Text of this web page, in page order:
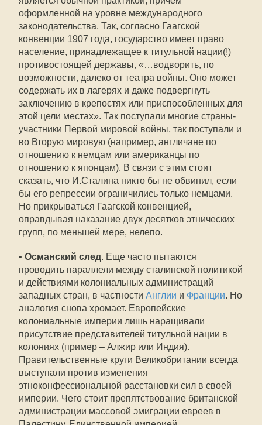
оформленной на уровне международного
законодательства. Так, согласно Гаагской
конвенции 1907 года, государство имеет право
население, принадлежащее к титульной нации(!)
противостоящей державы, «…водворить, по
возможности, далеко от театра войны. Оно может
содержать их в лагерях и даже подвергнуть
заключению в крепостях или приспособленных для
этой цели местах». Так поступали многие страны-
участники Первой мировой войны, так поступали и
во Вторую мировую (например, англичане по
отношению к немцам или американцы по
отношению к японцам). В связи с этим стоит
сказать, что И.Сталина никто бы не обвинил, если
бы его репрессии ограничились только немцами.
Но прикрываться Гаагской конвенцией,
оправдывая наказание двух десятков этнических
групп, по меньшей мере, нелепо.
• Османский след. Еще часто пытаются
проводить параллели между сталинской политикой
и действиями колониальных администраций
западных стран, в частности Англии и Франции. Но
аналогия снова хромает. Европейские
колониальные империи лишь наращивали
присутствие представителей титульной нации в
колониях (пример – Алжир или Индия).
Правительственные круги Великобритании всегда
выступали против изменения
этноконфессиональной расстановки сил в своей
империи. Чего стоит препятствование британской
администрации массовой эмиграции евреев в